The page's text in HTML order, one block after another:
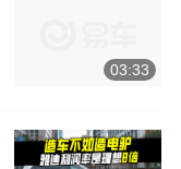
03:33